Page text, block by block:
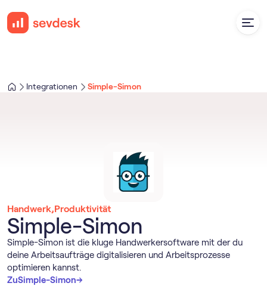
Integrationen Simple-Simon
Handwerk,Produktivität
Simple-Simon
Simple-Simon ist die kluge Handwerkersoftware mit der du
deine Arbeitsaufträge digitalisieren und Arbeitsprozesse
optimieren kannst.
ZuSimple-Simon→
→